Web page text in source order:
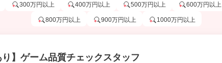
300万円以上 400万円以上 500万円以上 600万円以上
800万円以上 900万円以上 1000万円以上
り】ゲーム品質チェックスタッフ